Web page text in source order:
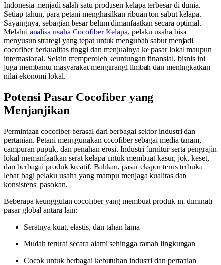
Indonesia menjadi salah satu produsen kelapa terbesar di dunia.
Setiap tahun, para petani menghasilkan ribuan ton sabut kelapa.
Sayangnya, sebagian besar belum dimanfaatkan secara optimal.
Melalui analisa usaha Cocofiber Kelapa, pelaku usaha bisa
menyusun strategi yang tepat untuk mengubah sabut menjadi
cocofiber berkualitas tinggi dan menjualnya ke pasar lokal maupun
internasional. Selain memperoleh keuntungan finansial, bisnis ini
juga membantu masyarakat mengurangi limbah dan meningkatkan
nilai ekonomi lokal.
Potensi Pasar Cocofiber yang
Menjanjikan
Permintaan cocofiber berasal dari berbagai sektor industri dan
pertanian. Petani menggunakan cocofiber sebagai media tanam,
campuran pupuk, dan penahan erosi. Industri furnitur serta pengrajin
lokal memanfaatkan serat kelapa untuk membuat kasur, jok, keset,
dan berbagai produk kreatif. Bahkan, pasar ekspor terus terbuka
lebar bagi pelaku usaha yang mampu menjaga kualitas dan
konsistensi pasokan.
Beberapa keunggulan cocofiber yang membuat produk ini diminati
pasar global antara lain:
Seratnya kuat, elastis, dan tahan lama
Mudah terurai secara alami sehingga ramah lingkungan
Cocok untuk berbagai kebutuhan industri dan pertanian